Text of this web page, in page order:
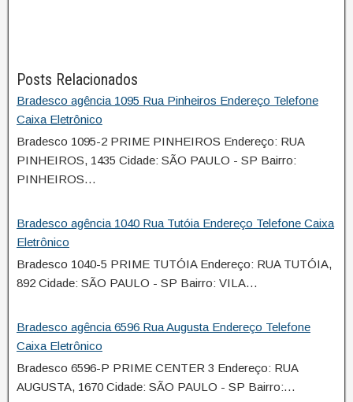
Posts Relacionados
Bradesco agência 1095 Rua Pinheiros Endereço Telefone
Caixa Eletrônico
Bradesco 1095-2 PRIME PINHEIROS Endereço: RUA
PINHEIROS, 1435 Cidade: SÃO PAULO - SP Bairro:
PINHEIROS…
Bradesco agência 1040 Rua Tutóia Endereço Telefone Caixa
Eletrônico
Bradesco 1040-5 PRIME TUTÓIA Endereço: RUA TUTÓIA,
892 Cidade: SÃO PAULO - SP Bairro: VILA…
Bradesco agência 6596 Rua Augusta Endereço Telefone
Caixa Eletrônico
Bradesco 6596-P PRIME CENTER 3 Endereço: RUA
AUGUSTA, 1670 Cidade: SÃO PAULO - SP Bairro:…